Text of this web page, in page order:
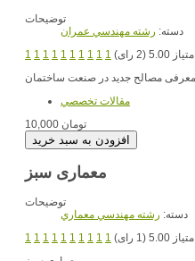
توضیحات
دسته: رشته مهندسي عمران
1 1 1 1 1 1 1 1 1 1
امتیاز 5.00 (2 رای)
مقالات تخصصي
10,000 تومان
معماری سبز
توضیحات
دسته: رشته مهندسي معماري
1 1 1 1 1 1 1 1 1 1
امتیاز 5.00 (1 رای)